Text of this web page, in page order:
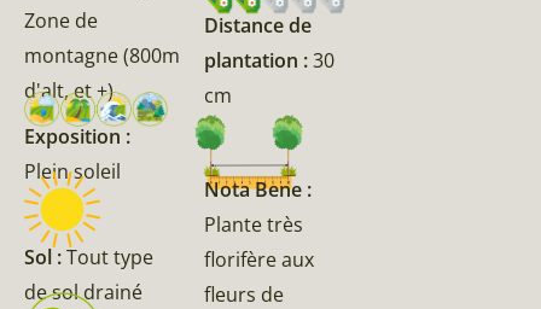
Zone de
montagne (800m
d'alt, et +)
Exposition :
Plein soleil
Sol :Tout type
de sol drainé
Distance de
plantation :30
cm
Nota Bene :
Plante très
florifère aux
fleurs de